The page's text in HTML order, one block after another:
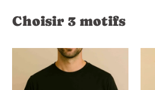
Choisir 3 motifs